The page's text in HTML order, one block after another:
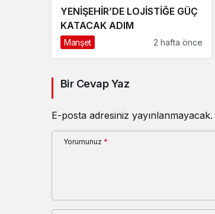
YENİŞEHİR’DE LOJİSTİĞE GÜÇ
KATACAK ADIM
Manşet 2 hafta önce
Bir Cevap Yaz
E-posta adresiniz yayınlanmayacak.
Yorumunuz *